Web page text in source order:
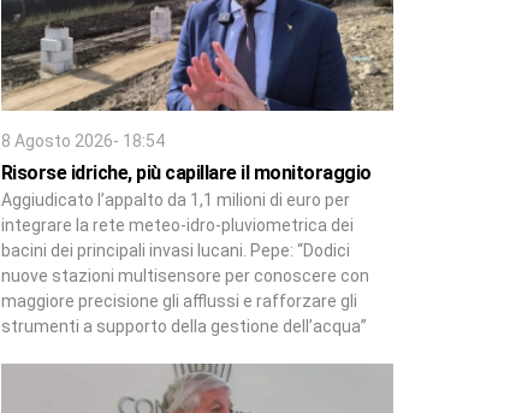
8 Agosto 2026- 18:54
Risorse idriche, più capillare il monitoraggio
Aggiudicato l’appalto da 1,1 milioni di euro per
integrare la rete meteo-idro-pluviometrica dei
bacini dei principali invasi lucani. Pepe: “Dodici
nuove stazioni multisensore per conoscere con
maggiore precisione gli afflussi e rafforzare gli
strumenti a supporto della gestione dell’acqua”